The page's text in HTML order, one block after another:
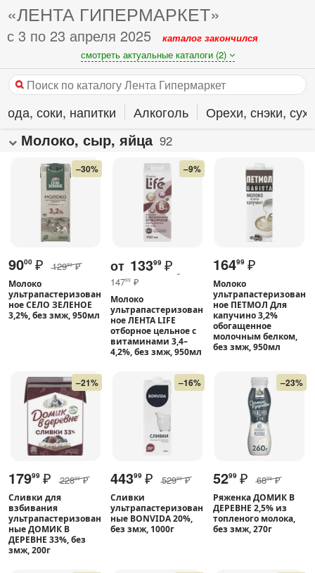
«ЛЕНТА ГИПЕРМАРКЕТ»
с 3 по 23 апреля 2025
каталог закончился
смотреть актуальные каталоги (2)
Вода, соки, напитки Алкоголь Орехи, снэки,
Молоко, сыр, яйца 92
–30%
9000 ₽ 12999 ₽
Молоко
ультрапастеризован
ное СЕЛО ЗЕЛЕНОЕ
3,2%, без змж, 950мл
–9%
от 13399 ₽
14799 ₽
Молоко
ультрапастеризован
ное ЛЕНТА LIFE
отборное цельное с
витаминами 3,4–
4,2%, без змж, 950мл
16499 ₽
Молоко
ультрапастеризован
ное ПЕТМОЛ Для
капучино 3,2%
обогащенное
молочным белком,
без змж, 950мл
–21%
17999 ₽ 22899 ₽
Сливки для
взбивания
ультрапастеризован
ные ДОМИК В
ДЕРЕВНЕ 33%, без
змж, 200г
–16%
44399 ₽ 52999 ₽
Сливки
ультрапастеризован
ные BONVIDA 20%,
без змж, 1000г
–23%
5299 ₽ 6899 ₽
Ряженка ДОМИК В
ДЕРЕВНЕ 2,5% из
топленого молока,
без змж, 270г